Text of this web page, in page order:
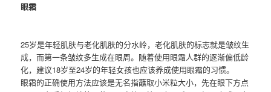
眼霜
25岁是年轻肌肤与老化肌肤的分水岭，老化肌肤的标志就是皱纹生
成，而第一条皱纹多生成在眼周。随着使用眼霜人群的逐渐偏低龄
化，建议18岁至24岁的年轻女孩也应该养成使用眼霜的习惯。
眼霜的正确使用方法应该是无名指蘸取小米粒大小，先在眼下方点